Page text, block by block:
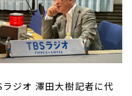
ジオ 澤田大樹記者に代